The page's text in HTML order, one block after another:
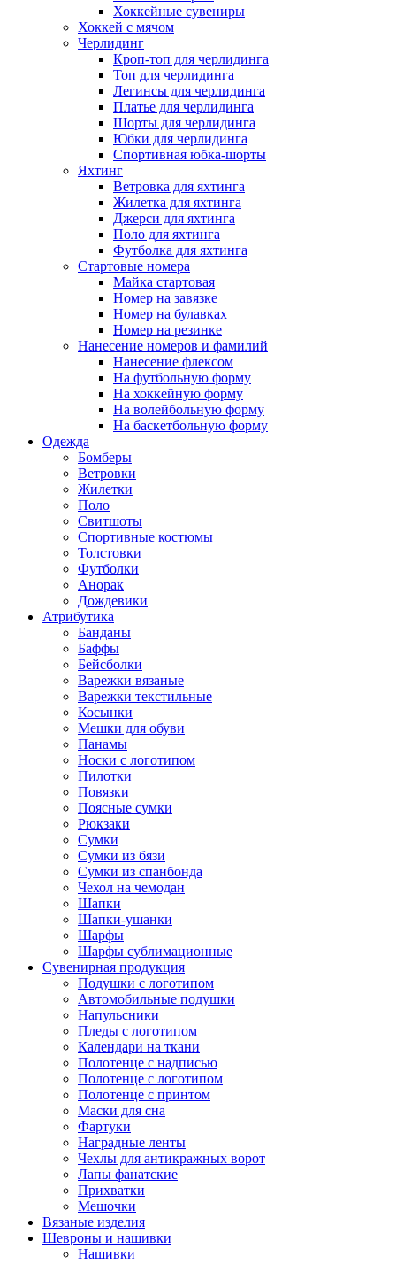
Хоккейные сувениры
Хоккей с мячом
Черлидинг
Кроп-топ для черлидинга
Топ для черлидинга
Легинсы для черлидинга
Платье для черлидинга
Шорты для черлидинга
Юбки для черлидинга
Спортивная юбка-шорты
Яхтинг
Ветровка для яхтинга
Жилетка для яхтинга
Джерси для яхтинга
Поло для яхтинга
Футболка для яхтинга
Стартовые номера
Майка стартовая
Номер на завязке
Номер на булавках
Номер на резинке
Нанесение номеров и фамилий
Нанесение флексом
На футбольную форму
На хоккейную форму
На волейбольную форму
На баскетбольную форму
Одежда
Бомберы
Ветровки
Жилетки
Поло
Свитшоты
Спортивные костюмы
Толстовки
Футболки
Анорак
Дождевики
Атрибутика
Банданы
Баффы
Бейсболки
Варежки вязаные
Варежки текстильные
Косынки
Мешки для обуви
Панамы
Носки с логотипом
Пилотки
Повязки
Поясные сумки
Рюкзаки
Сумки
Сумки из бязи
Сумки из спанбонда
Чехол на чемодан
Шапки
Шапки-ушанки
Шарфы
Шарфы сублимационные
Сувенирная продукция
Подушки с логотипом
Автомобильные подушки
Напульсники
Пледы с логотипом
Календари на ткани
Полотенце с надписью
Полотенце с логотипом
Полотенце с принтом
Маски для сна
Фартуки
Наградные ленты
Чехлы для антикражных ворот
Лапы фанатские
Прихватки
Мешочки
Вязаные изделия
Шевроны и нашивки
Нашивки